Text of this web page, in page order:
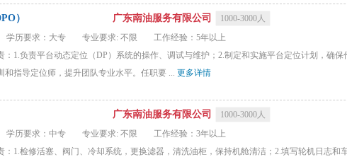
） 广东南油服务有限公司
1000-3000人
学历要求：大专 专业要求: 不限
工作经验：5年以上
：1.负责平台动态定位（DP）系统的操作、调试与维护；2.制定和实施平台定位计划，确
和指导定位师，提升团队专业水平。任职要 ... 更多详情
广东南油服务有限公司
1000-3000人
学历要求：中专 专业要求: 不限
工作经验：3年以上
：1.检修活塞、阀门、冷却系统，更换滤器，清洗油柜，保持机舱清洁；2.填写轮机日志和